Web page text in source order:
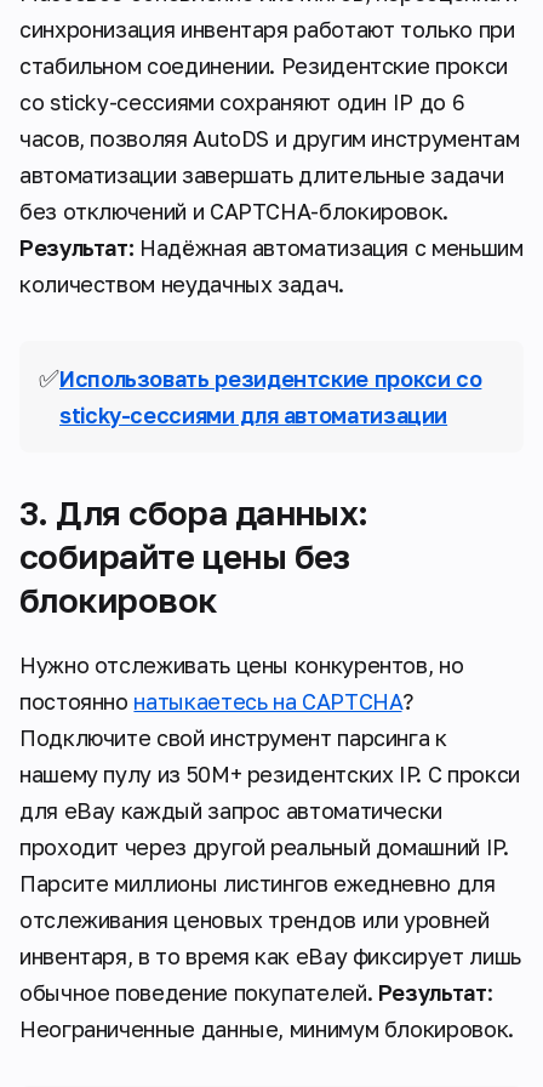
синхронизация инвентаря работают только при
стабильном соединении. Резидентские прокси
со sticky-сессиями сохраняют один IP до 6
часов, позволяя AutoDS и другим инструментам
автоматизации завершать длительные задачи
без отключений и CAPTCHA-блокировок.
Результат: Надёжная автоматизация с меньшим
количеством неудачных задач.
✅Использовать резидентские прокси сo
sticky-сессиями для автоматизации
3. Для сбора данных:
собирайте цены без
блокировок
Нужно отслеживать цены конкурентов, но
постоянно натыкаетесь на CAPTCHA?
Подключите свой инструмент парсинга к
нашему пулу из 50M+ резидентских IP. С прокси
для eBay каждый запрос автоматически
проходит через другой реальный домашний IP.
Парсите миллионы листингов ежедневно для
отслеживания ценовых трендов или уровней
инвентаря, в то время как eBay фиксирует лишь
обычное поведение покупателей. Результат:
Неограниченные данные, минимум блокировок.